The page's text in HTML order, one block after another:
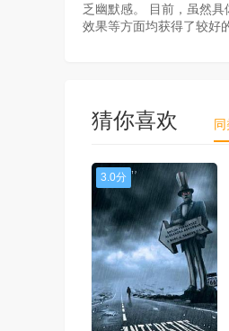
乏幽默感。 目前，虽然
效果等方面均获得了较好
猜你喜欢 同
3.0分